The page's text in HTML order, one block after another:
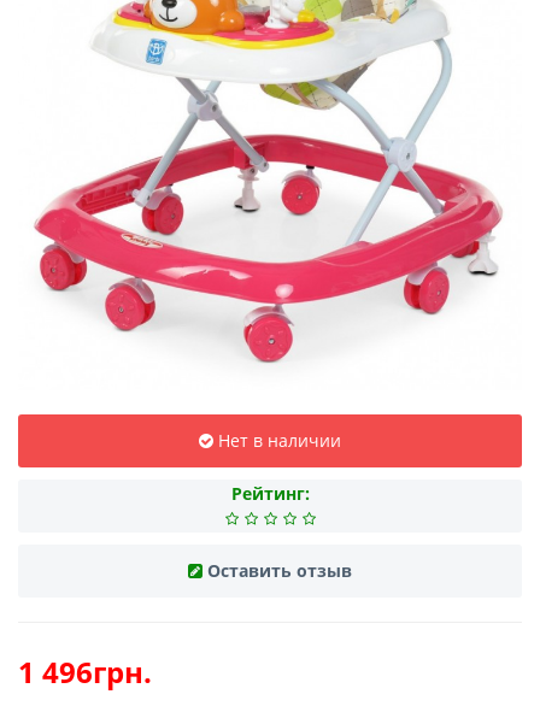
Нет в наличии
Рейтинг:
Оставить отзыв
1 496грн.